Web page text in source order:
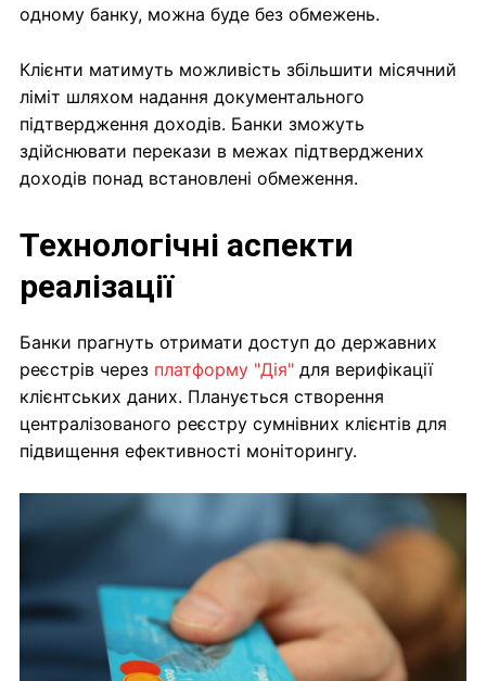
одному банку, можна буде без обмежень.
Клієнти матимуть можливість збільшити місячний
ліміт шляхом надання документального
підтвердження доходів. Банки зможуть
здійснювати перекази в межах підтверджених
доходів понад встановлені обмеження.
Технологічні аспекти
реалізації
Банки прагнуть отримати доступ до державних
реєстрів через платформу "Дія" для верифікації
клієнтських даних. Планується створення
централізованого реєстру сумнівних клієнтів для
підвищення ефективності моніторингу.